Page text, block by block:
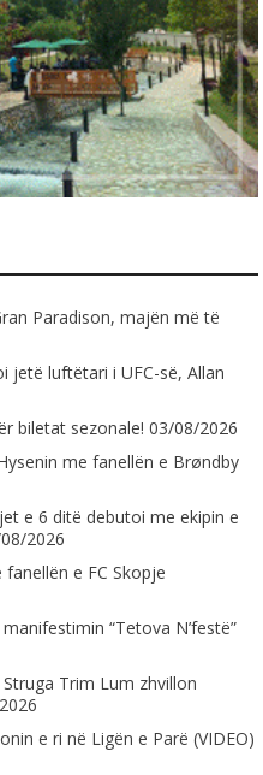
Paradison, majën më të
jetë luftëtari i UFC-së, Allan
biletat sezonale! 03/08/2026
me fanellën e Brøndby
e 6 ditë debutoi me ekipin e
2026
fanellën e FC Skopje
“Tetova N’festë”
Trim Lum zhvillon
e ri në Ligën e Parë (VIDEO)